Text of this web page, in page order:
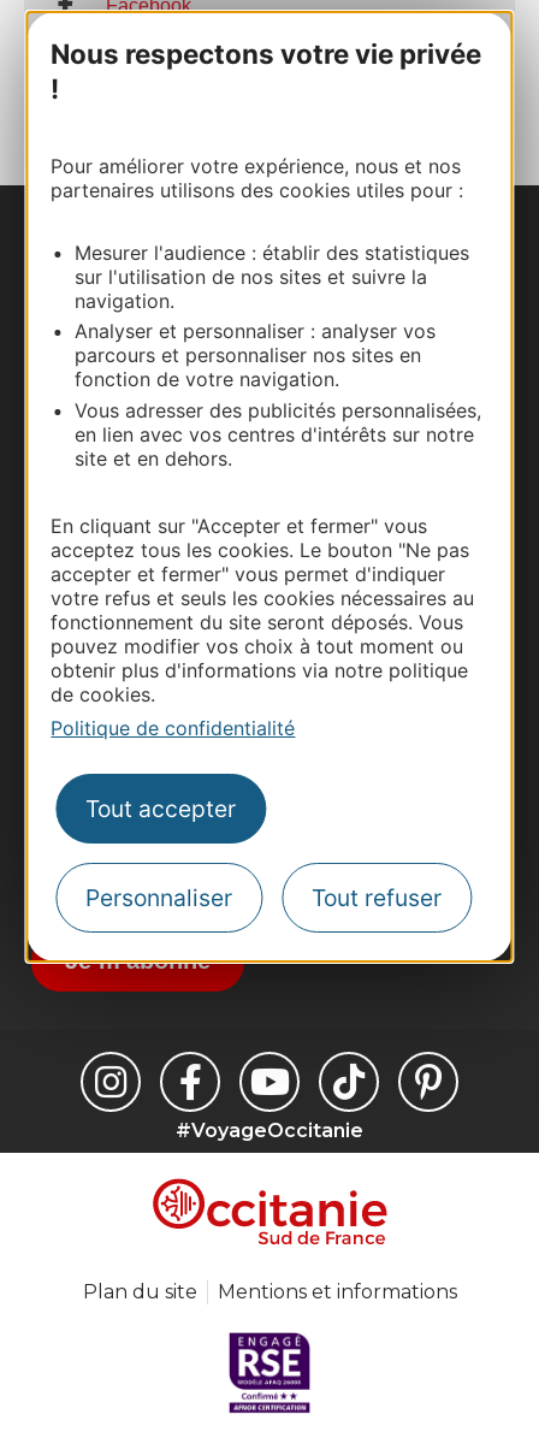
Nous respectons votre vie privée
!
Pour améliorer votre expérience, nous et nos
partenaires utilisons des cookies utiles pour :
Mesurer l'audience : établir des statistiques
sur l'utilisation de nos sites et suivre la
navigation.
Analyser et personnaliser : analyser vos
parcours et personnaliser nos sites en
fonction de votre navigation.
Vous adresser des publicités personnalisées,
en lien avec vos centres d'intérêts sur notre
site et en dehors.
En cliquant sur "Accepter et fermer" vous
acceptez tous les cookies. Le bouton "Ne pas
accepter et fermer" vous permet d'indiquer
votre refus et seuls les cookies nécessaires au
fonctionnement du site seront déposés. Vous
pouvez modifier vos choix à tout moment ou
obtenir plus d'informations via notre politique
de cookies.
Politique de confidentialité
Tout accepter
Personnaliser Tout refuser
Facebook
Nous contacter
Carte interactive
Documentation
Thermalisme
Business/Mice
Pros d'Occitanie
Voyagistes
Destination Sport
Inscrivez-vous à la lettre d'information
Destination Occitanie pour recevoir des
suggestions de séjours, de visites et de sorties.
Je m'abonne
#VoyageOccitanie
Plan du site Mentions et informations